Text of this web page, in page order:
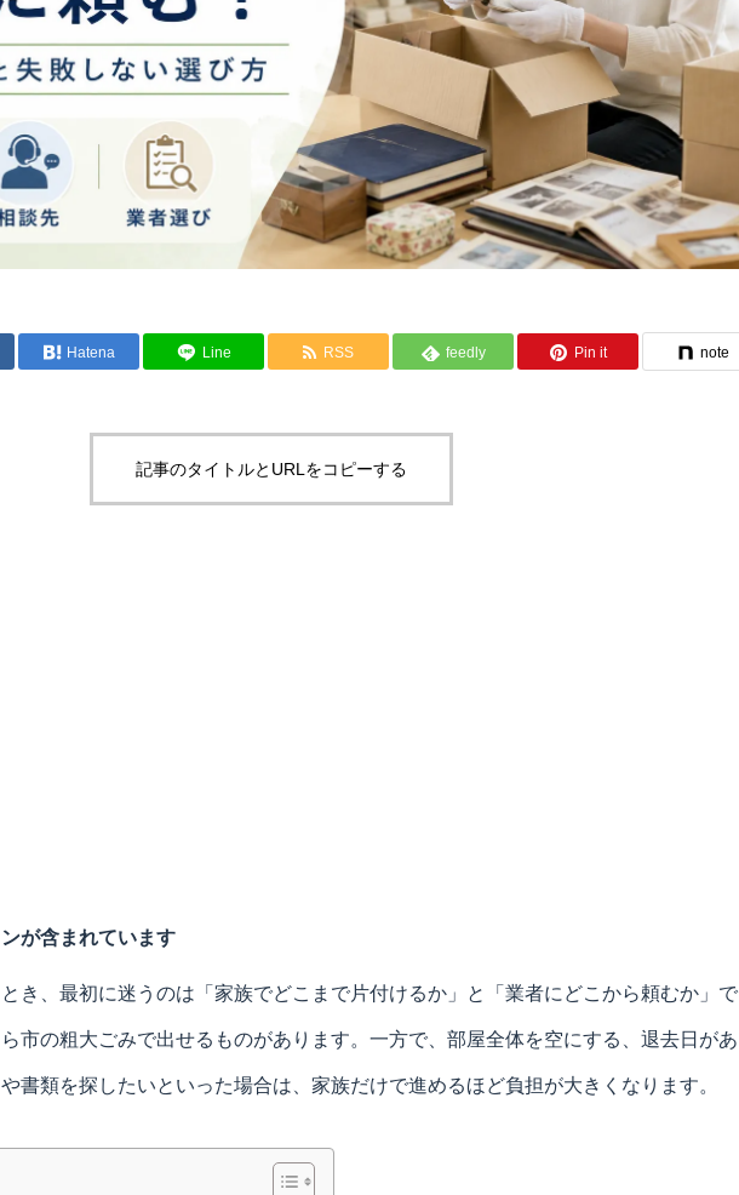
Hatena Line RSS feedly Pin it note
記事のタイトルとURLをコピーする
が含まれています
き、最初に迷うのは「家族でどこまで片付けるか」と「業者にどこから頼むか」で
市の粗大ごみで出せるものがあります。一方で、部屋全体を空にする、退去日があ
書類を探したいといった場合は、家族だけで進めるほど負担が大きくなります。